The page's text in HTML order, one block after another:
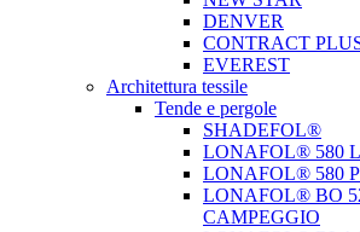
DENVER
CONTRACT
EVEREST
Architettura tessile
Tende e pergole
SHADEFOL®
LONAFOL® 580
LONAFOL® 580
LONAFOL® BO
CAMPEGGIO